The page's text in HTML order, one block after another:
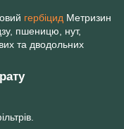
гербіцид Метризин
пшеницю, нут,
та дводольних